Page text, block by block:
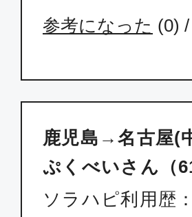
参考になった (0) /
鹿児島→名古屋(
ぷくべいさん（
ソラハピ利用歴